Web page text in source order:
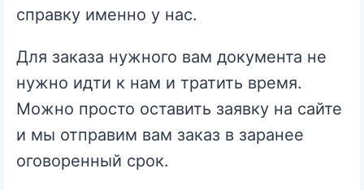
справку именно у нас.
Для заказа нужного вам документа не
нужно идти к нам и тратить время.
Можно просто оставить заявку на сайте
и мы отправим вам заказ в заранее
оговоренный срок.